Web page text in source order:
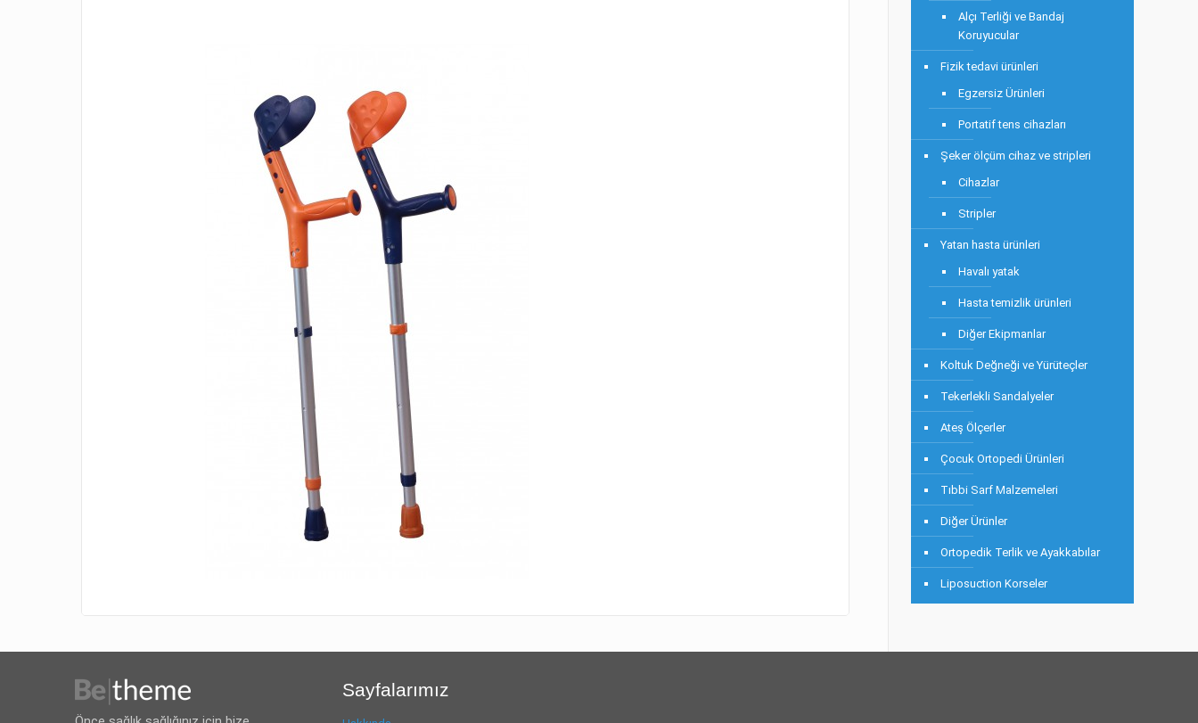
Alçı Terliği ve Bandaj
Koruyucular
Fizik tedavi ürünleri
Egzersiz Ürünleri
Portatif tens cihazları
Şeker ölçüm cihaz ve stripleri
Cihazlar
Stripler
Yatan hasta ürünleri
Havalı yatak
Hasta temizlik ürünleri
Diğer Ekipmanlar
Koltuk Değneği ve Yürüteçler
Tekerlekli Sandalyeler
Ateş Ölçerler
Çocuk Ortopedi Ürünleri
Tıbbi Sarf Malzemeleri
Diğer Ürünler
Ortopedik Terlik ve Ayakkabılar
Liposuction Korseler
Sayfalarımız